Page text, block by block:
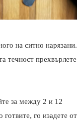
на ситно нарязани.
течност прехвърлете
за между 2 и 12
го изадете от